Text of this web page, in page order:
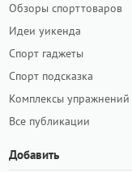
Обзоры спорттоваров
Идеи уикенда
Спорт гаджеты
Спорт подсказка
Комплексы упражнений
Все публикации
Добавить